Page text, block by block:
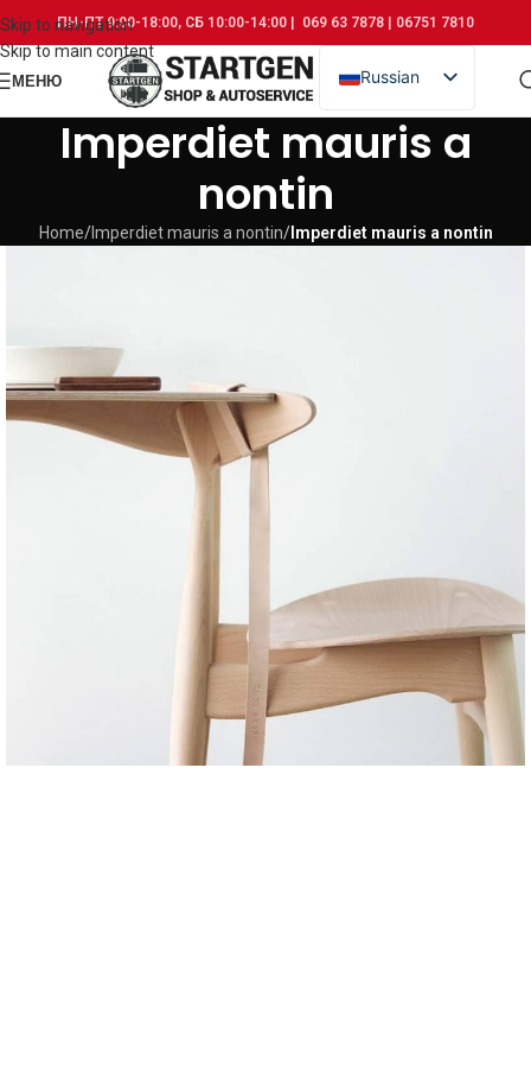
Skip to navigation
Skip to main content
ПН-ПТ 9:00-18:00, СБ 10:00-14:00 | 069 63 7878 | 06751 7810
МЕНЮ
Russian
Romanian
Imperdiet mauris a
nontin
Home/Imperdiet mauris a nontin/Imperdiet mauris a nontin